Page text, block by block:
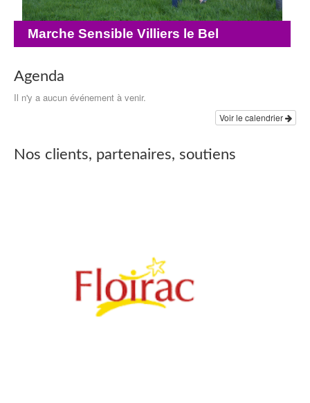
Marche Sensible Villiers le Bel
Agenda
Il n'y a aucun événement à venir.
Voir le calendrier
Nos clients, partenaires, soutiens